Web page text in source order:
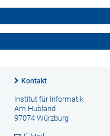
Kontakt
Institut für Informatik
Am Hubland
97074 Würzburg